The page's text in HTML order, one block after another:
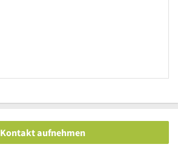
Kontakt aufnehmen